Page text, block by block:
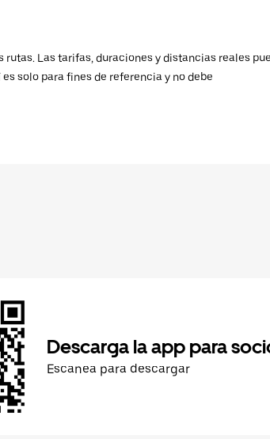
Las tarifas, duraciones y distancias reales
solo para fines de referencia y no debe
Descarga la app para
Escanea para descargar